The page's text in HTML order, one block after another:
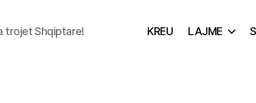
trojet Shqiptare! KREU LAJME